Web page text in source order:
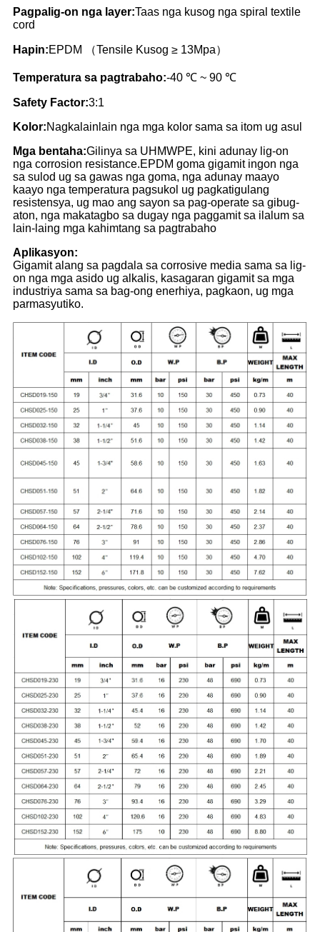
Pagpalig-on nga layer:Taas nga kusog nga spiral textile
cord
Hapin:EPDM （Tensile Kusog ≥ 13Mpa）
Temperatura sa pagtrabaho:-40 ℃ ~ 90 ℃
Safety Factor:3:1
Kolor:Nagkalainlain nga mga kolor sama sa itom ug asul
Mga bentaha:Gilinya sa UHMWPE, kini adunay lig-on
nga corrosion resistance.EPDM goma gigamit ingon nga
sa sulod ug sa gawas nga goma, nga adunay maayo
kaayo nga temperatura pagsukol ug pagkatigulang
resistensya, ug mao ang sayon ​​sa pag-operate sa gibug-
aton, nga makatagbo sa dugay nga paggamit sa ilalum sa
lain-laing mga kahimtang sa pagtrabaho
Aplikasyon:
Gigamit alang sa pagdala sa corrosive media sama sa lig-
on nga mga asido ug alkalis, kasagaran gigamit sa mga
industriya sama sa bag-ong enerhiya, pagkaon, ug mga
parmasyutiko.